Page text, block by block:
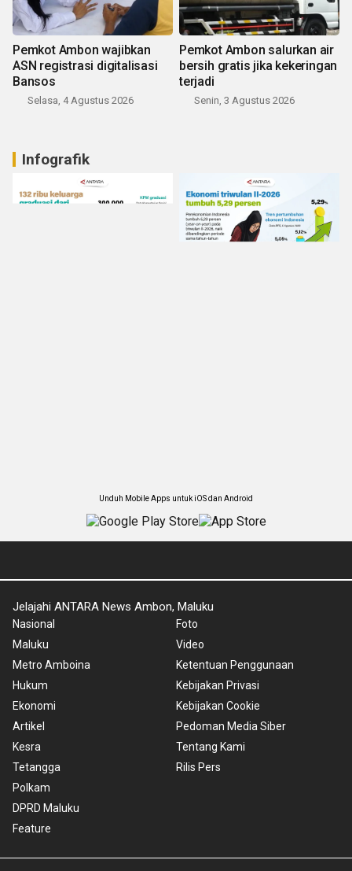
Pemkot Ambon wajibkan
ASN registrasi digitalisasi
Bansos
Selasa, 4 Agustus 2026
Pemkot Ambon salurkan air
bersih gratis jika kekeringan
terjadi
Senin, 3 Agustus 2026
Infografik
Unduh Mobile Apps untuk iOS dan Android
Jelajahi ANTARA News Ambon, Maluku
Nasional
Maluku
Metro Amboina
Hukum
Ekonomi
Artikel
Kesra
Tetangga
Polkam
DPRD Maluku
Feature
Foto
Video
Ketentuan Penggunaan
Kebijakan Privasi
Kebijakan Cookie
Pedoman Media Siber
Tentang Kami
Rilis Pers